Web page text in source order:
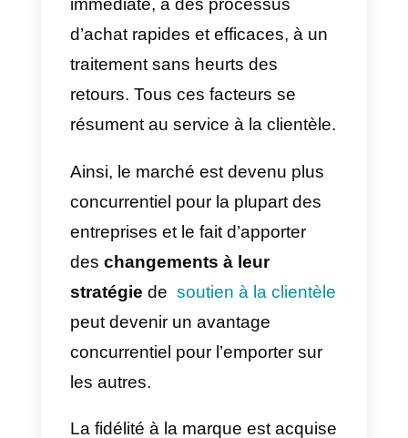
Ces dernières années, le marché
a connu des changements. La
concurrence est féroce, les
consommateurs sont de plus en
plus exigeants et s’attendent à
une plus grande variété de
produits, à une disponibilité
immédiate, à des processus
d’achat rapides et efficaces, à un
traitement sans heurts des
retours. Tous ces facteurs se
résument au service à la